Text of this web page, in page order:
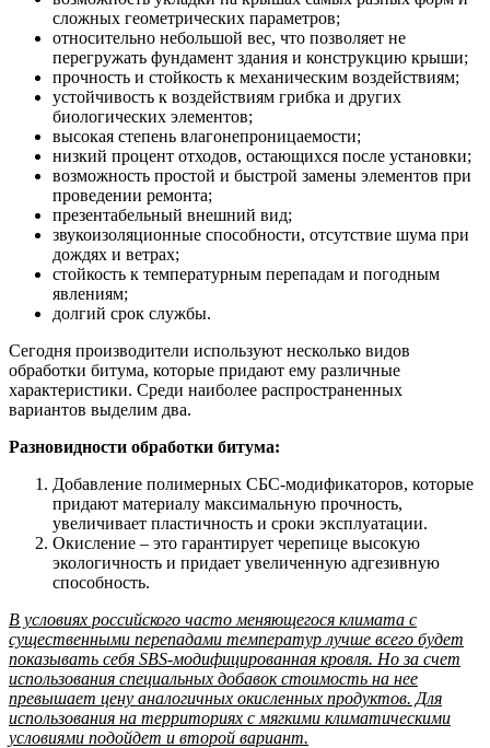
сложных геометрических параметров;
относительно небольшой вес, что позволяет не
перегружать фундамент здания и конструкцию крыши;
прочность и стойкость к механическим воздействиям;
устойчивость к воздействиям грибка и других
биологических элементов;
высокая степень влагонепроницаемости;
низкий процент отходов, остающихся после установки;
возможность простой и быстрой замены элементов при
проведении ремонта;
презентабельный внешний вид;
звукоизоляционные способности, отсутствие шума при
дождях и ветрах;
стойкость к температурным перепадам и погодным
явлениям;
долгий срок службы.
Сегодня производители используют несколько видов
обработки битума, которые придают ему различные
характеристики. Среди наиболее распространенных
вариантов выделим два.
Разновидности обработки битума:
Добавление полимерных СБС-модификаторов, которые
придают материалу максимальную прочность,
увеличивает пластичность и сроки эксплуатации.
Окисление – это гарантирует черепице высокую
экологичность и придает увеличенную адгезивную
способность.
В условиях российского часто меняющегося климата с
существенными перепадами температур лучше всего будет
показывать себя SBS-модифицированная кровля. Но за счет
использования специальных добавок стоимость на нее
превышает цену аналогичных окисленных продуктов. Для
использования на территориях с мягкими климатическими
условиями подойдет и второй вариант.